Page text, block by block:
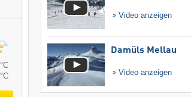
Video anzeigen
Damüls Mellau
Video anzeigen